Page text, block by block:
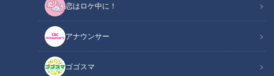
恋はロケ中に！
アナウンサー
ゴゴスマ
『歩道・車道バラエティ 道との遭遇』は
CBCテレビ 毎週火曜23:56～
★見逃し配信【TVer】